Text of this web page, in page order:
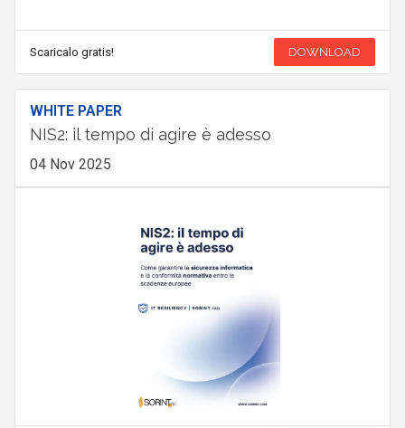
Scaricalo gratis! DOWNLOAD
WHITE PAPER
NIS2: il tempo di agire è adesso
04 Nov 2025